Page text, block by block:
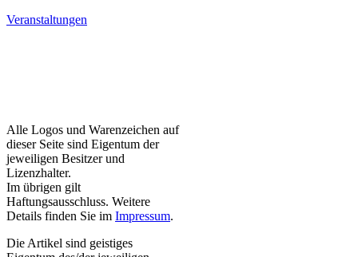
Veranstaltungen
Alle Logos und Warenzeichen auf
dieser Seite sind Eigentum der
jeweiligen Besitzer und
Lizenzhalter.
Im übrigen gilt
Haftungsausschluss. Weitere
Details finden Sie im Impressum.
Die Artikel sind geistiges